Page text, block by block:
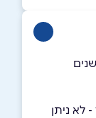
לא ניתן